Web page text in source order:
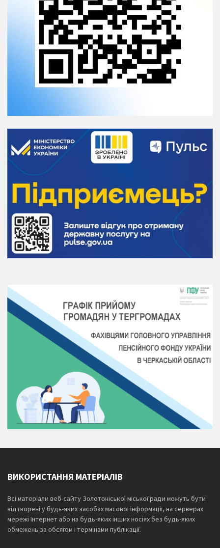
ВИКОРИСТАННЯ МАТЕРІАЛІВ
Всі матеріали веб-сайту Золотоніської міської ради можуть бути
відтворені у будь-яких засобах масової інформації, на серверах
мережі Інтернет або на будь-яких інших носіях без будь-яких
обмежень за обсягом і термінами публікації.